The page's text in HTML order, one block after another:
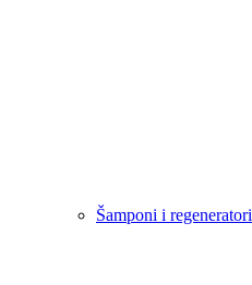
Šamponi i regeneratori